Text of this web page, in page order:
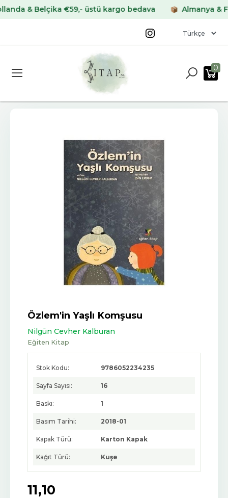
& Belçika €59,- üstü kargo bedava Almanya &
0
Özlem'in Yaşlı Komşusu
Nilgün Cevher Kalburan
Eğiten Kitap
Stok Kodu: 9786052234235
Sayfa Sayısı: 16
Baskı: 1
Basım Tarihi: 2018-01
Kapak Türü: Karton Kapak
Kağıt Türü: Kuşe
11,10